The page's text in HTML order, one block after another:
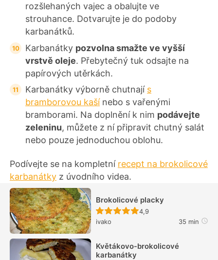
rozšlehaných vajec a obalujte ve
strouhance. Dotvarujte je do podoby
karbanátků.
Karbanátky pozvolna smažte ve vyšší
vrstvě oleje. Přebytečný tuk odsajte na
papírových utěrkách.
Karbanátky výborně chutnají s
bramborovou kašínebo s vařenými
bramborami. Na doplnění k nim podávejte
zeleninu, můžete z ní připravit chutný salát
nebo pouze jednoduchou oblohu.
Podívejte se na kompletní recept na brokolicové
karbanátky z úvodního videa.
Brokolicové placky
Recept ještě nebyl
4,9
ivako
35 min
Květákovo-brokolicové
karbanátky